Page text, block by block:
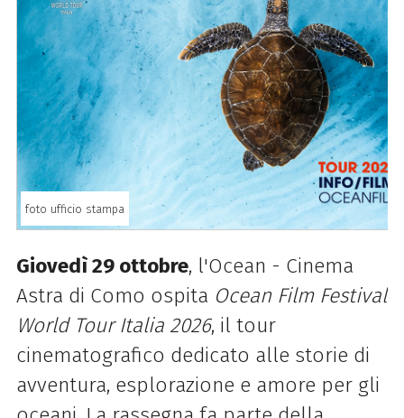
foto ufficio stampa
Giovedì 29 ottobre, l'Ocean - Cinema
Astra di Como ospita Ocean Film Festival
World Tour Italia 2026, il tour
cinematografico dedicato alle storie di
avventura, esplorazione e amore per gli